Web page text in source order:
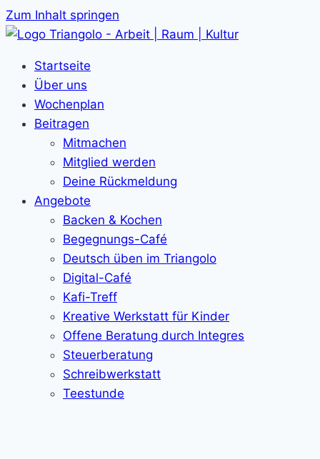
Zum Inhalt springen
Startseite
Über uns
Wochenplan
Beitragen
Mitmachen
Mitglied werden
Deine Rückmeldung
Angebote
Backen & Kochen
Begegnungs-Café
Deutsch üben im Triangolo
Digital-Café
Kafi-Treff
Kreative Werkstatt für Kinder
Offene Beratung durch Integres
Steuerberatung
Schreibwerkstatt
Teestunde